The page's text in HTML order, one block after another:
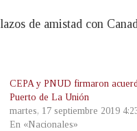
de amistad con
CEPA y PNUD firmaron
Puerto de La Unión
martes, 17 septiembre 2019
En «Nacionales»